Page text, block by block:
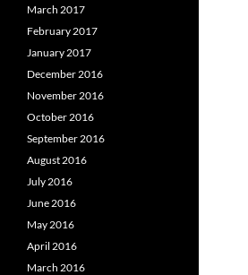
March 2017
February 2017
January 2017
December 2016
November 2016
October 2016
September 2016
August 2016
July 2016
June 2016
May 2016
April 2016
March 2016